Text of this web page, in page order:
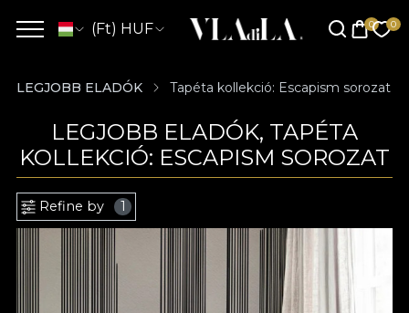
(Ft) HUF
LEGJOBB ELADÓK Tapéta kollekció: Escapism sorozat
LEGJOBB ELADÓK, TAPÉTA
KOLLEKCIÓ: ESCAPISM SOROZAT
Refine by 1